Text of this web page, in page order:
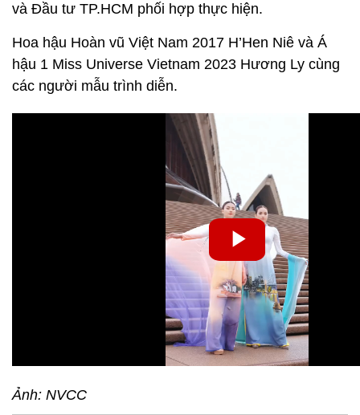
và Đầu tư TP.HCM phối hợp thực hiện.
Hoa hậu Hoàn vũ Việt Nam 2017 H’Hen Niê và Á
hậu 1 Miss Universe Vietnam 2023 Hương Ly cùng
các người mẫu trình diễn.
Ảnh: NVCC